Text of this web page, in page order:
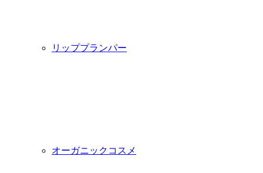
リッププランパー
オーガニックコスメ